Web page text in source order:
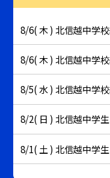
8/6( 木 ) 北信越中学
8/6( 木 ) 北信越中学
8/5( 水 ) 北信越中学
8/2( 日 ) 北信越中学
8/1( 土 ) 北信越中学